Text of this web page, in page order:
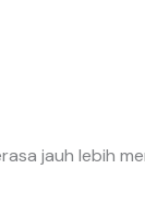
jauh lebih